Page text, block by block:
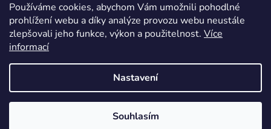
Používáme cookies, abychom Vám umožnili pohodlné
prohlížení webu a díky analýze provozu webu neustále
zlepšovali jeho funkce, výkon a použitelnost. Více
informací
Nastavení
Souhlasím
Vytvořil Shoptet
Jiří Minařík - Cyklo Rajhrad